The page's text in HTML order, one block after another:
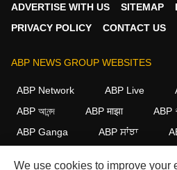
ADVERTISE WITH US
SITEMAP
PRIVACY POLICY
CONTACT US
ABP NEWS GROUP WEBSITES
ABP Network ABP Live
ABP আনন্দ
ABP माझा
ABP
ABP Ganga
ABP ਸਾਂਝਾ
FOLLOW US
We use cookies to improve your